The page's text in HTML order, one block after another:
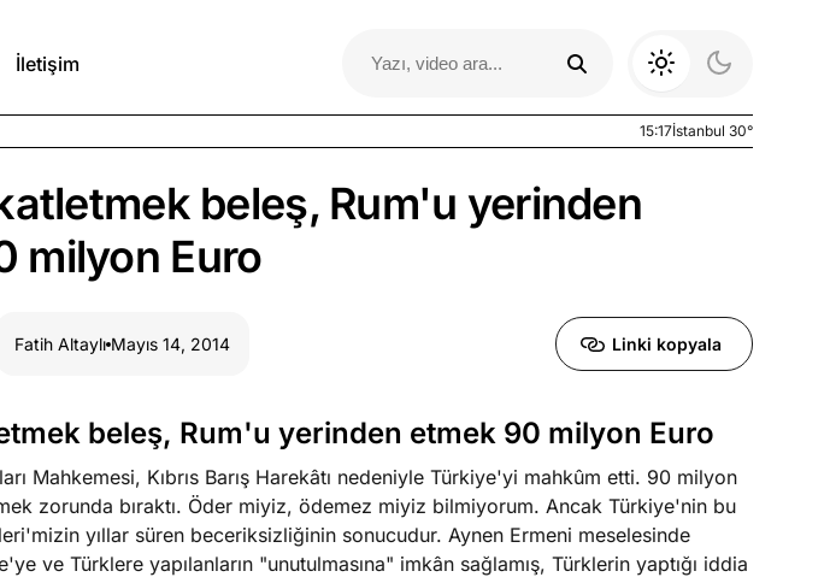
İletişim
Spor Yazıları Otomobil Yazıları
15:17İstanbul 30°
beleş, Rum'u yerinden
milyon Euro
Fatih Altaylı Mayıs 14, 2014 Linki kopyala
beleş, Rum'u yerinden etmek 90 milyon Euro
Mahkemesi, Kıbrıs Barış Harekâtı nedeniyle Türkiye'yi mahkûm etti. 90 milyon
zorunda bıraktı. Öder miyiz, ödemez miyiz bilmiyorum. Ancak Türkiye'nin bu
yıllar süren beceriksizliğinin sonucudur. Aynen Ermeni meselesinde
ve Türklere yapılanların "unutulmasına" imkân sağlamış, Türklerin yaptığı iddia